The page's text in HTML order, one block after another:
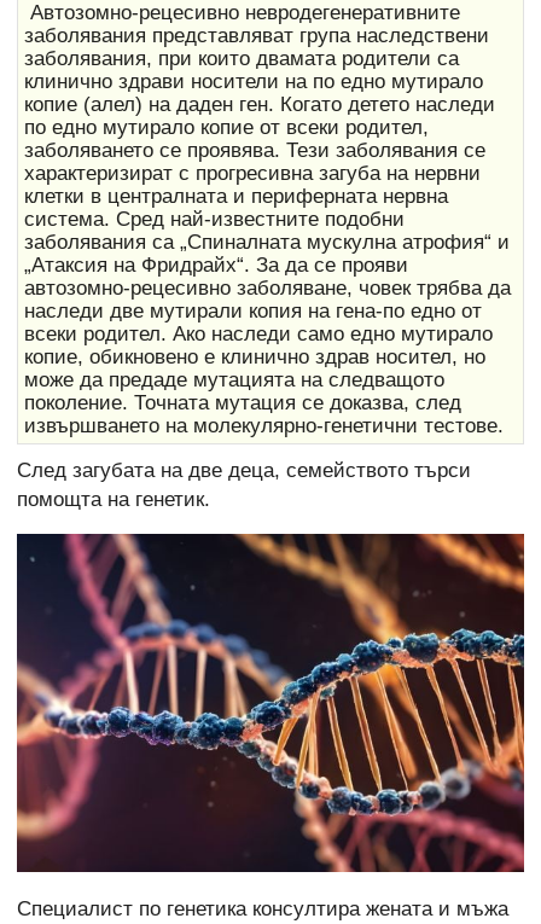
Автозомно-рецесивно невродегенеративните
заболявания представляват група наследствени
заболявания, при които двамата родители са
клинично здрави носители на по едно мутирало
копие (алел) на даден ген. Когато детето наследи
по едно мутирало копие от всеки родител,
заболяването се проявява. Тези заболявания се
характеризират с прогресивна загуба на нервни
клетки в централната и периферната нервна
система. Сред най-известните подобни
заболявания са „Спиналната мускулна атрофия“ и
„Атаксия на Фридрайх“. За да се прояви
автозомно-рецесивно заболяване, човек трябва да
наследи две мутирали копия на гена-по едно от
всеки родител. Ако наследи само едно мутирало
копие, обикновено е клинично здрав носител, но
може да предаде мутацията на следващото
поколение. Точната мутация се доказва, след
извършването на молекулярно-генетични тестове.
След загубата на две деца, семейството търси
помощта на генетик.
Специалист по генетика консултира жената и мъжа